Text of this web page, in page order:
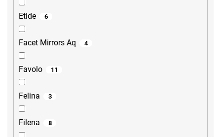
Etide 6
Facet Mirrors Aq 4
Favolo 11
Felina 3
Filena 8